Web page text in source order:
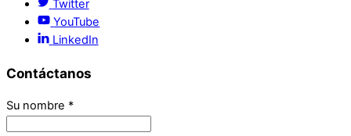
Twitter
YouTube
LinkedIn
Contáctanos
Su nombre *